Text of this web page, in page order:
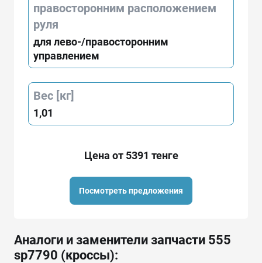
правосторонним расположением
руля
для лево-/правосторонним
управлением
Вес [кг]
1,01
Цена от 5391 тенге
Посмотреть предложения
Аналоги и заменители запчасти 555
sp7790 (кроссы):